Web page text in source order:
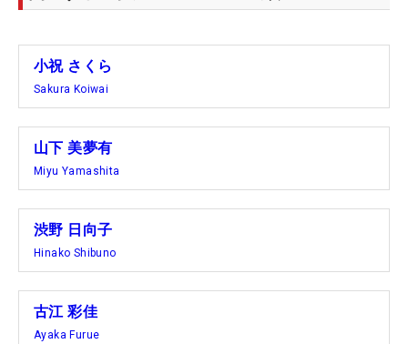
小祝 さくら
Sakura Koiwai
山下 美夢有
Miyu Yamashita
渋野 日向子
Hinako Shibuno
古江 彩佳
Ayaka Furue